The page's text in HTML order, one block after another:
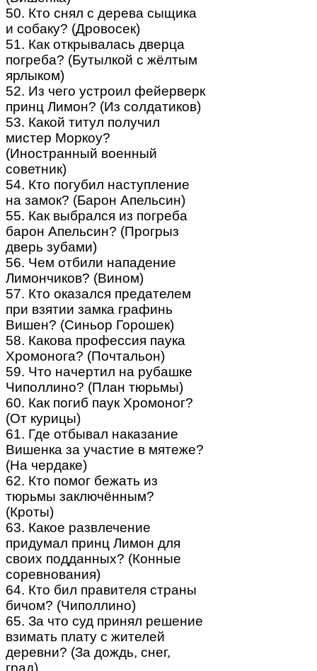
50. Кто снял с дерева сыщика
и собаку? (Дровосек)
51. Как открывалась дверца
погреба? (Бутылкой с жёлтым
ярлыком)
52. Из чего устроил фейерверк
принц Лимон? (Из солдатиков)
53. Какой титул получил
мистер Моркоу?
(Иностранный военный
советник)
54. Кто погубил наступление
на замок? (Барон Апельсин)
55. Как выбрался из погреба
барон Апельсин? (Прогрыз
дверь зубами)
56. Чем отбили нападение
Лимончиков? (Вином)
57. Кто оказался предателем
при взятии замка графинь
Вишен? (Синьор Горошек)
58. Какова профессия паука
Хромонога? (Почтальон)
59. Что начертил на рубашке
Чиполлино? (План тюрьмы)
60. Как погиб паук Хромоног?
(От курицы)
61. Где отбывал наказание
Вишенка за участие в мятеже?
(На чердаке)
62. Кто помог бежать из
тюрьмы заключённым?
(Кроты)
63. Какое развлечение
придумал принц Лимон для
своих подданных? (Конные
соревнования)
64. Кто бил правителя страны
бичом? (Чиполлино)
65. За что суд принял решение
взимать плату с жителей
деревни? (За дождь, снег,
град)